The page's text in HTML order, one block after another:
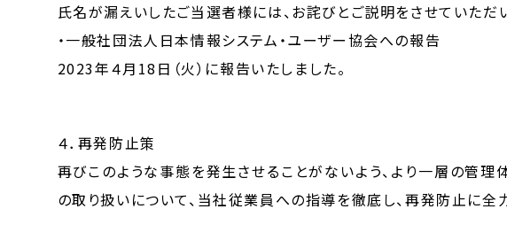
氏名が漏えいしたご当選者様には、お詫びとご説明をさせていただ
・一般社団法人日本情報システム・ユーザー協会への報告
2023年４月18日（火）に報告いたしました。
４．再発防止策
再びこのような事態を発生させることがないよう、より一層の管
の取り扱いについて、当社従業員への指導を徹底し、再発防止に全